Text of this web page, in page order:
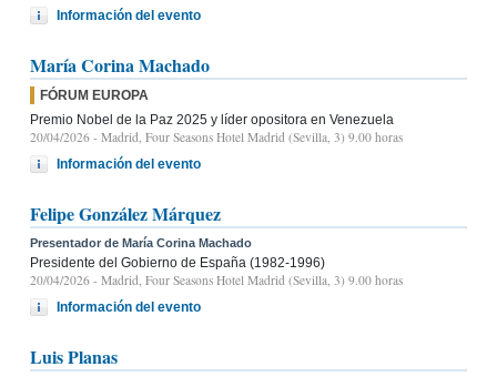
Información del evento
María Corina Machado
FÓRUM EUROPA
Premio Nobel de la Paz 2025 y líder opositora en Venezuela
20/04/2026 - Madrid, Four Seasons Hotel Madrid (Sevilla, 3) 9.00 horas
Información del evento
Felipe González Márquez
Presentador de María Corina Machado
Presidente del Gobierno de España (1982-1996)
20/04/2026 - Madrid, Four Seasons Hotel Madrid (Sevilla, 3) 9.00 horas
Información del evento
Luis Planas